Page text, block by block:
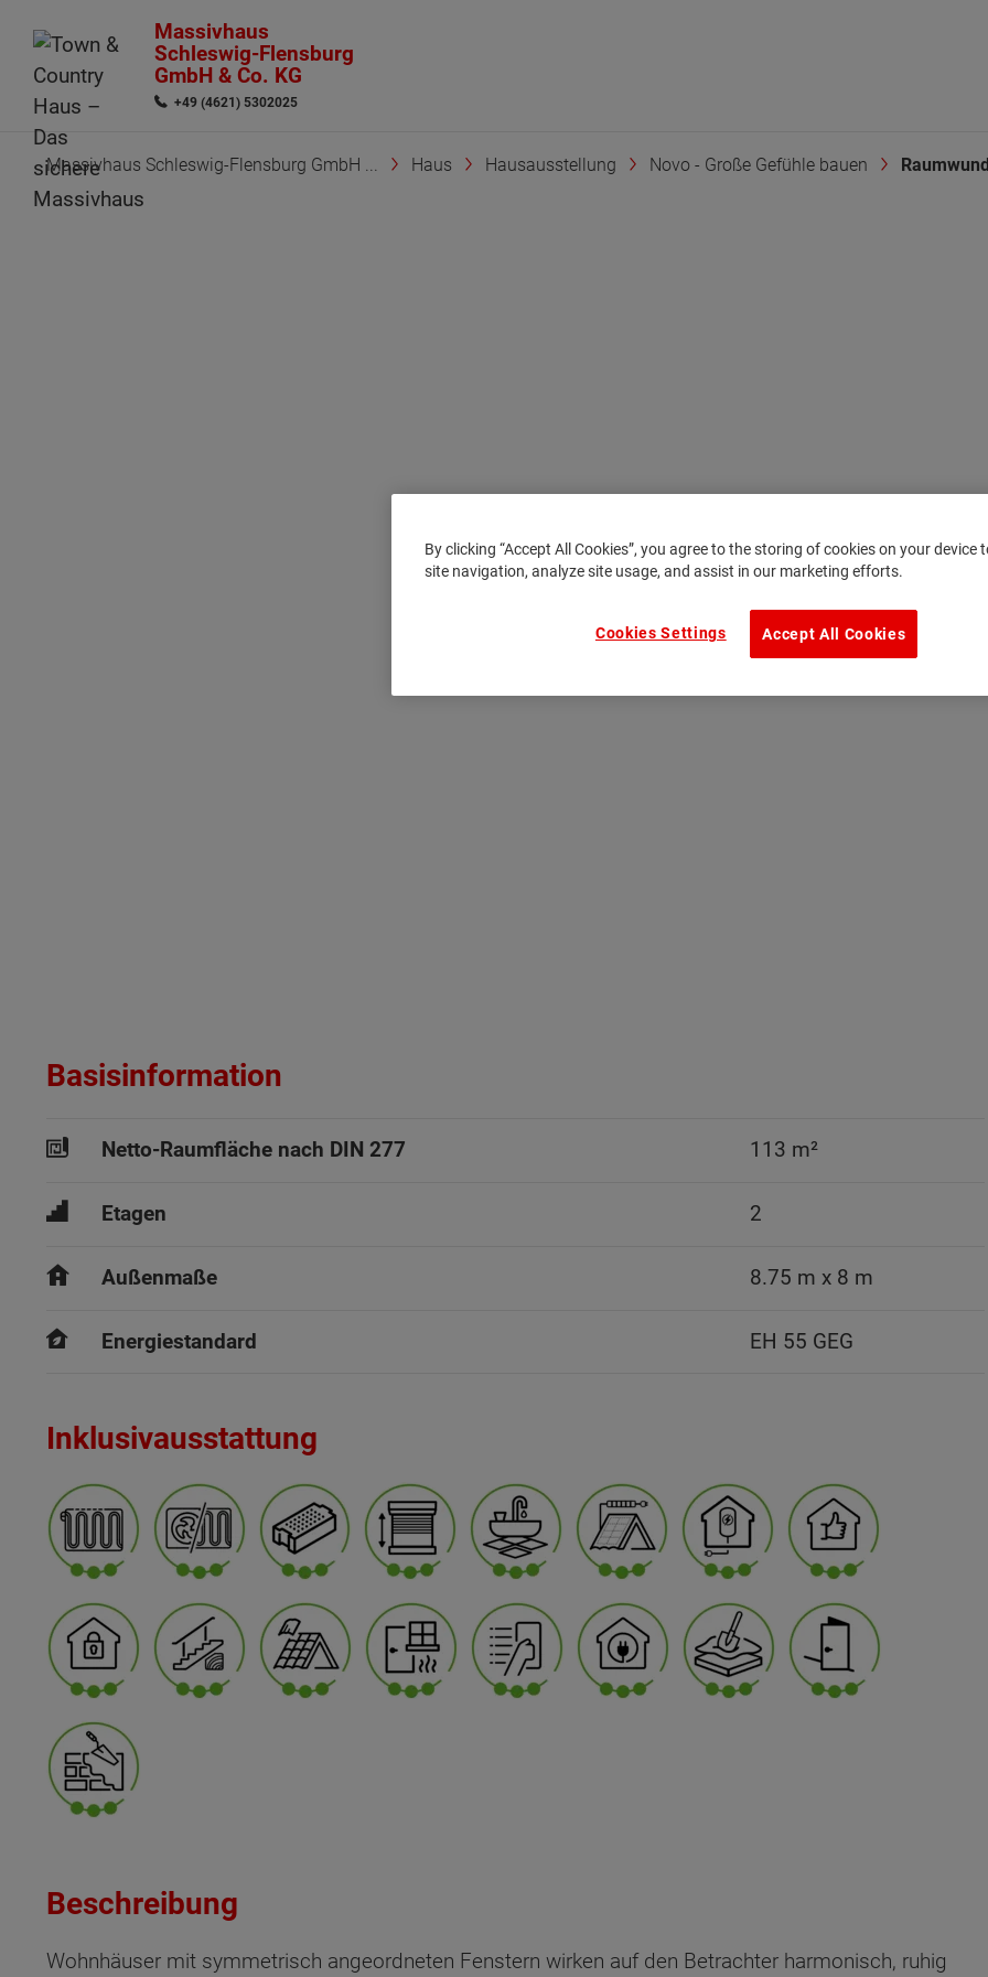
Massivhaus
Schleswig-Flensburg
GmbH & Co. KG
+49 (4621) 5302025
Massivhaus Schleswig-Flensburg GmbH ... Haus Hausausstellung Novo - Große Gefühle bauen
Basisinformation
Netto-Raumfläche nach DIN 277 113 m²
Etagen 2
Außenmaße 8.75 m x 8 m
Energiestandard EH 55 GEG
Inklusivausstattung
Beschreibung
Wohnhäuser mit symmetrisch angeordneten Fenstern wirken auf den Betrachter harmonisch, ruhig
By clicking “Accept All Cookies”, you agree to the storing of cookies on your device
site navigation, analyze site usage, and assist in our marketing efforts.
Accept All Cookies
Cookies Settings